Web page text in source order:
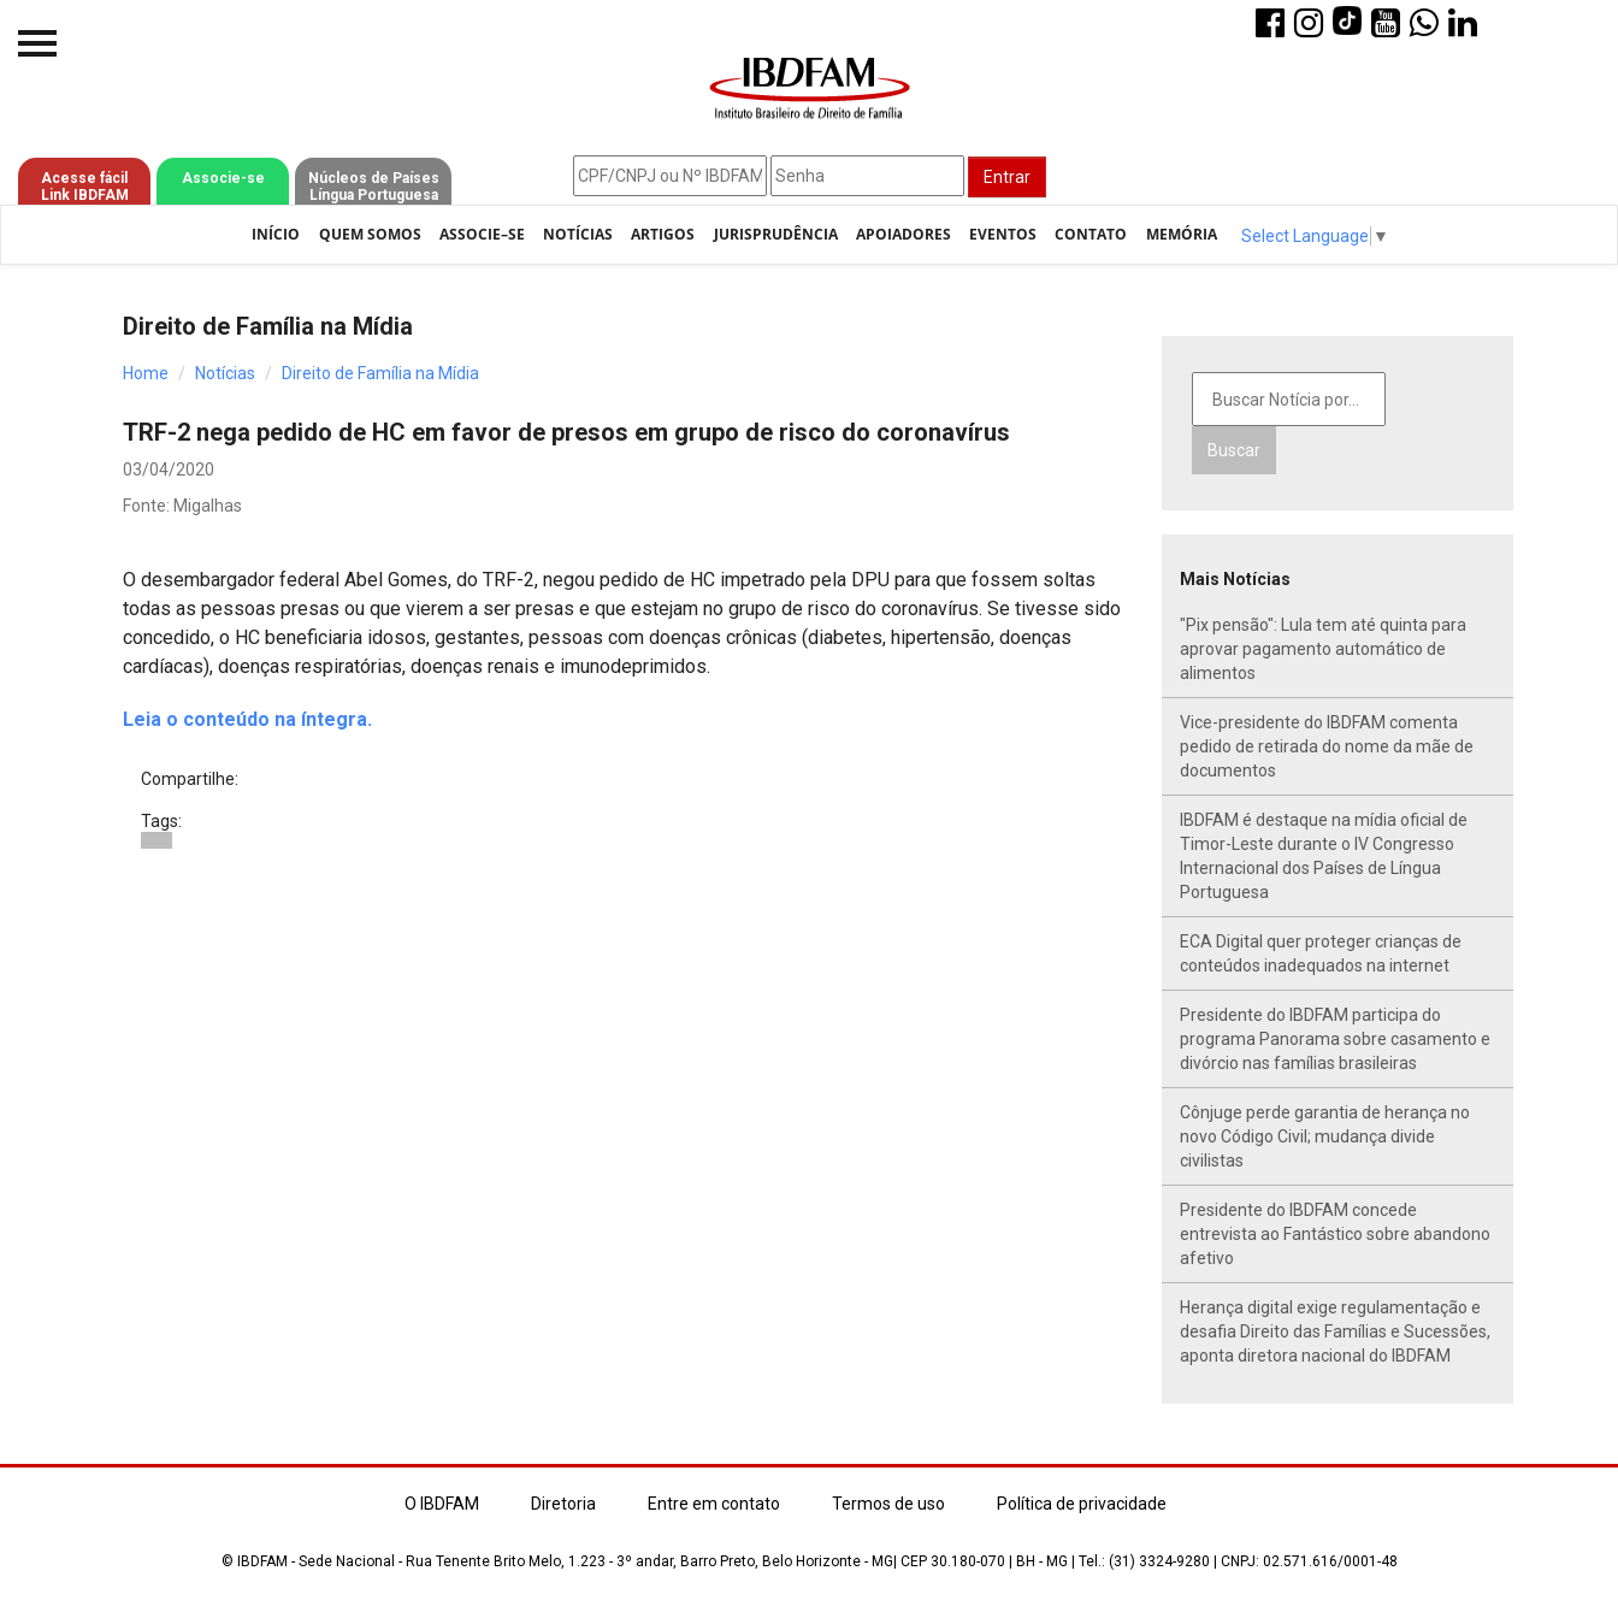
Entrar
Acesse fácil
Link IBDFAM
Associe-se
Núcleos de Países
Língua Portuguesa
INÍCIO QUEM SOMOS ASSOCIE–SE NOTÍCIAS ARTIGOS JURISPRUDÊNCIA APOIADORES EVENTOS CONTATO MEMÓRIA Select Language ▼
O IBDFAM
Notícias
Processos - IBDFAM
IBDFAM Educacional
Direito de Família na Mídia
Home Notícias Direito de Família na Mídia
TRF-2 nega pedido de HC em favor de presos em grupo de risco do coronavírus
03/04/2020
Fonte: Migalhas
O desembargador federal Abel Gomes, do TRF-2, negou pedido de HC impetrado pela DPU para que fossem soltas
todas as pessoas presas ou que vierem a ser presas e que estejam no grupo de risco do coronavírus. Se tivesse sido
concedido, o HC beneficiaria idosos, gestantes, pessoas com doenças crônicas (diabetes, hipertensão, doenças
cardíacas), doenças respiratórias, doenças renais e imunodeprimidos.
Leia o conteúdo na íntegra.
Compartilhe:
Tags:
Buscar
Mais Notícias
"Pix pensão": Lula tem até quinta para
aprovar pagamento automático de
alimentos
Vice-presidente do IBDFAM comenta
pedido de retirada do nome da mãe de
documentos
IBDFAM é destaque na mídia oficial de
Timor-Leste durante o IV Congresso
Internacional dos Países de Língua
Portuguesa
ECA Digital quer proteger crianças de
conteúdos inadequados na internet
Presidente do IBDFAM participa do
programa Panorama sobre casamento e
divórcio nas famílias brasileiras
Cônjuge perde garantia de herança no
novo Código Civil; mudança divide
civilistas
Presidente do IBDFAM concede
entrevista ao Fantástico sobre abandono
afetivo
Herança digital exige regulamentação e
desafia Direito das Famílias e Sucessões,
aponta diretora nacional do IBDFAM
O IBDFAM Diretoria Entre em contato Termos de uso Política de privacidade
© IBDFAM - Sede Nacional - Rua Tenente Brito Melo, 1.223 - 3º andar, Barro Preto, Belo Horizonte - MG| CEP 30.180-070 | BH - MG | Tel.: (31) 3324-9280 | CNPJ: 02.571.616/0001-48